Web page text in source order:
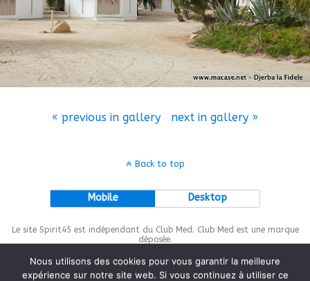
« previous in gallery next in gallery »
Back to top
Mobile Desktop
Le site Spirit45 est indépendant du Club Med. Club Med est une marque
déposée.
Nous utilisons des cookies pour vous garantir la meilleure
expérience sur notre site web. Si vous continuez à utiliser ce